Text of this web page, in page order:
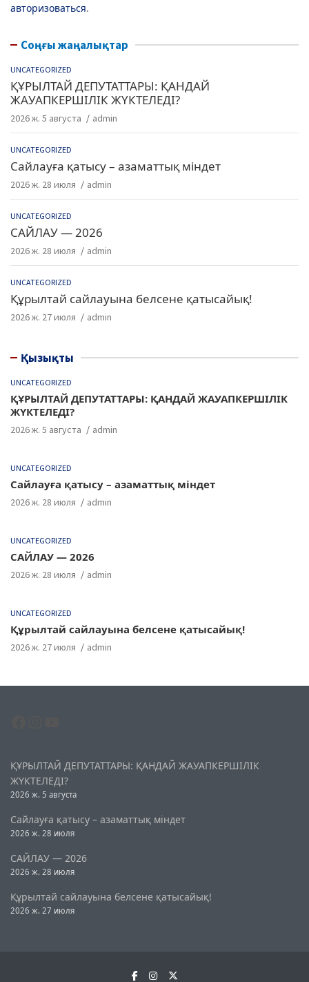
авторизоваться.
Соңғы жаңалықтар
UNCATEGORIZED
ҚҰРЫЛТАЙ ДЕПУТАТТАРЫ: ҚАНДАЙ
ЖАУАПКЕРШІЛІК ЖҮКТЕЛЕДІ?
2026 ж. 5 августа admin
UNCATEGORIZED
Сайлауға қатысу – азаматтық міндет
2026 ж. 28 июля admin
UNCATEGORIZED
САЙЛАУ — 2026
2026 ж. 28 июля admin
UNCATEGORIZED
Құрылтай сайлауына белсене қатысайық!
2026 ж. 27 июля admin
Қызықты
UNCATEGORIZED
ҚҰРЫЛТАЙ ДЕПУТАТТАРЫ: ҚАНДАЙ ЖАУАПКЕРШІЛІК
ЖҮКТЕЛЕДІ?
2026 ж. 5 августа admin
UNCATEGORIZED
Сайлауға қатысу – азаматтық міндет
2026 ж. 28 июля admin
UNCATEGORIZED
САЙЛАУ — 2026
2026 ж. 28 июля admin
UNCATEGORIZED
Құрылтай сайлауына белсене қатысайық!
2026 ж. 27 июля admin
ҚҰРЫЛТАЙ ДЕПУТАТТАРЫ: ҚАНДАЙ ЖАУАПКЕРШІЛІК
ЖҮКТЕЛЕДІ?
2026 ж. 5 августа
Сайлауға қатысу – азаматтық міндет
2026 ж. 28 июля
САЙЛАУ — 2026
2026 ж. 28 июля
Құрылтай сайлауына белсене қатысайық!
2026 ж. 27 июля